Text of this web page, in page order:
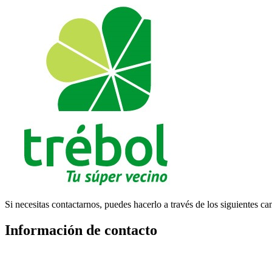
Si necesitas contactarnos, puedes hacerlo a través de los siguientes
Información de contacto